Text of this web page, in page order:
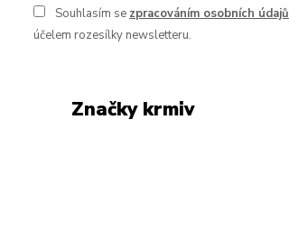
Souhlasím se zpracováním osobních údajů
účelem rozesílky newsletteru.
Značky krmiv